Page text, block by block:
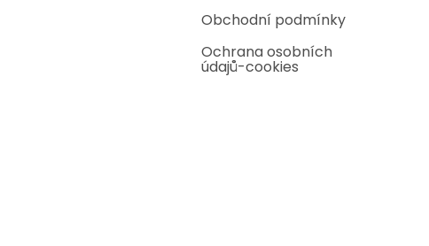
Obchodní podmínky
Ochrana osobních
údajů-cookies